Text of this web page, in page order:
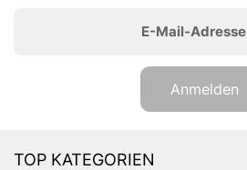
E-Mail-Adresse
Anmelden
TOP KATEGORIEN